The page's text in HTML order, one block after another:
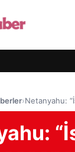
›Netanyahu: